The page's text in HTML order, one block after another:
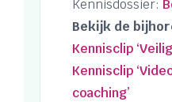
Kennisdossier:
Bekijk de
Kennisclip
Kennisclip
coaching’